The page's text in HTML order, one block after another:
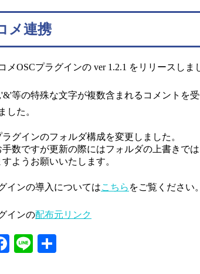
メ連携
メOSCプラグインの ver 1.2.1 をリリースしま
等の特殊な文字が複数含まれるコメントを
した。
ラグインのフォルダ構成を変更しました。
手数ですが更新の際にはフォルダの上書きで
すようお願いいたします。
インの導入についてはこちら をご覧ください。
インの配布元リンク
Fa
Li